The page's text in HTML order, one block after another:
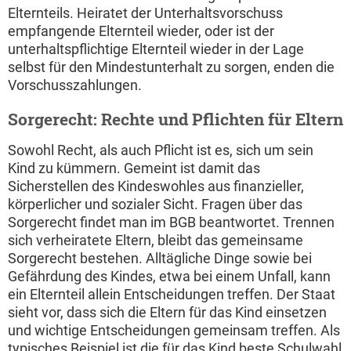
Elternteils. Heiratet der Unterhaltsvorschuss
empfangende Elternteil wieder, oder ist der
unterhaltspflichtige Elternteil wieder in der Lage
selbst für den Mindestunterhalt zu sorgen, enden die
Vorschusszahlungen.
Sorgerecht: Rechte und Pflichten für Eltern
Sowohl Recht, als auch Pflicht ist es, sich um sein
Kind zu kümmern. Gemeint ist damit das
Sicherstellen des Kindeswohles aus finanzieller,
körperlicher und sozialer Sicht. Fragen über das
Sorgerecht findet man im BGB beantwortet. Trennen
sich verheiratete Eltern, bleibt das gemeinsame
Sorgerecht bestehen. Alltägliche Dinge sowie bei
Gefährdung des Kindes, etwa bei einem Unfall, kann
ein Elternteil allein Entscheidungen treffen. Der Staat
sieht vor, dass sich die Eltern für das Kind einsetzen
und wichtige Entscheidungen gemeinsam treffen. Als